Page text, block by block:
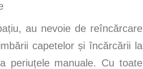
au nevoie de reîncărcare
capetelor și încărcării la
periuțele manuale. Cu toate